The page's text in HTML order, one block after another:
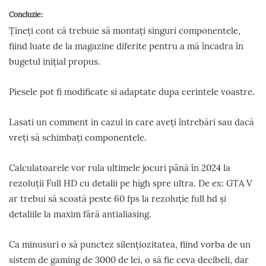
Concluzie:
Țineți cont că trebuie să montați singuri componentele,
fiind luate de la magazine diferite pentru a mă încadra în
bugetul inițial propus.
Piesele pot fi modificate si adaptate dupa cerintele voastre.
Lasati un comment in cazul in care aveți întrebări sau dacă
vreți să schimbați componentele.
Calculatoarele vor rula ultimele jocuri până în 2024 la
rezoluții Full HD cu detalii pe high spre ultra. De ex: GTA V
ar trebui să scoată peste 60 fps la rezoluție full hd și
detaliile la maxim fără antialiasing.
Ca minusuri o să punctez silențiozitatea, fiind vorba de un
sistem de gaming de 3000 de lei, o să fie ceva decibeli, dar